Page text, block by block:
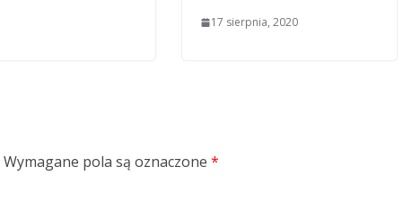
17 sierpnia, 2020
Wymagane pola są oznaczone *